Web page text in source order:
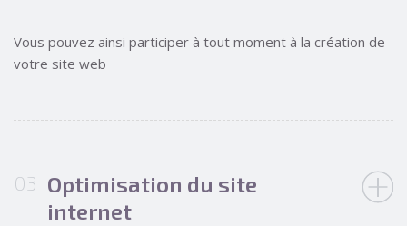
Vous pouvez ainsi participer à tout moment à la création de
votre site web
Optimisation du site
internet